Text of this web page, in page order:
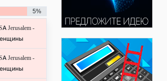
5%
Jerusalem -
Jerusalem -